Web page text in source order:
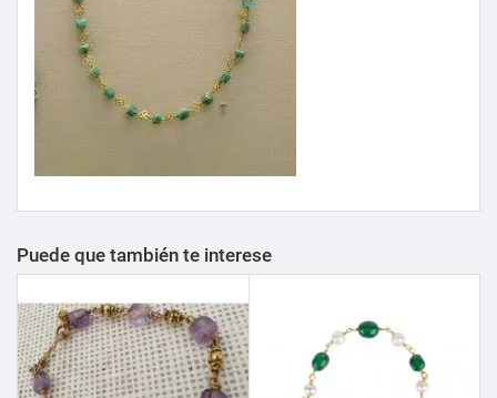
Puede que también te interese